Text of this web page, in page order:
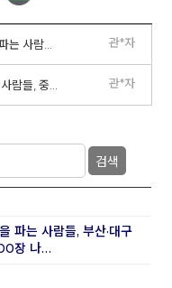
[경상매일신문] 희망을 파는 사람들, 대봉1동서 제29회 연탄 나눔 행사 관*자
[대구신문] 희망을 파는 사람들, 중구서 연탄 나눔 관*자
검색
파는 사람들, 부산·대구
장 나…